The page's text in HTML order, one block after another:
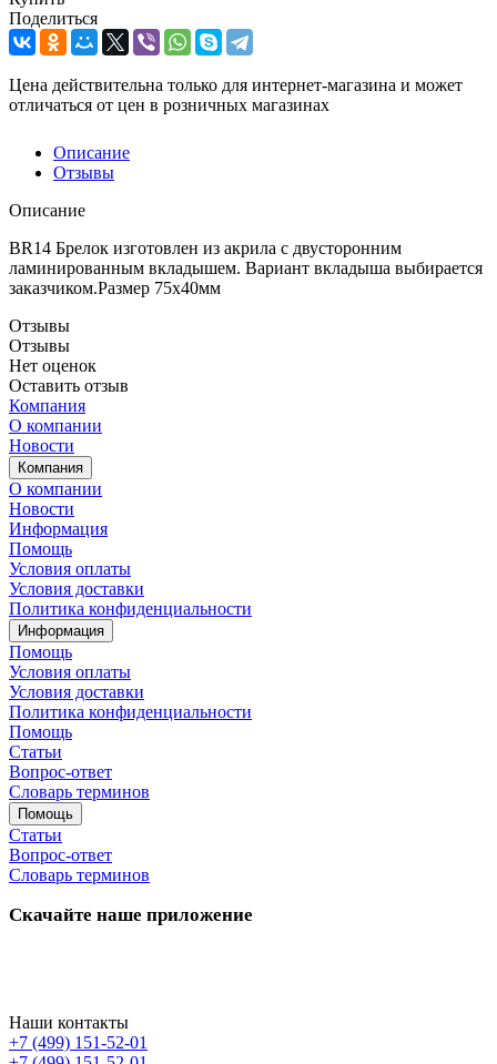
Поделиться
Цена действительна только для интернет-магазина и может
отличаться от цен в розничных магазинах
Описание
Отзывы
Описание
BR14 Брелок изготовлен из акрила с двусторонним
ламинированным вкладышем. Вариант вкладыша выбирается
заказчиком.Размер 75х40мм
Отзывы
Отзывы
Нет оценок
Оставить отзыв
Компания
О компании
Новости
Компания
О компании
Новости
Информация
Помощь
Условия оплаты
Условия доставки
Политика конфиденциальности
Информация
Помощь
Условия оплаты
Условия доставки
Политика конфиденциальности
Помощь
Статьи
Вопрос-ответ
Словарь терминов
Помощь
Статьи
Вопрос-ответ
Словарь терминов
Скачайте наше приложение
Наши контакты
+7 (499) 151-52-01